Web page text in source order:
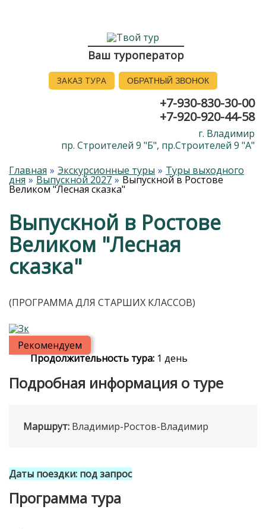
Ваш туроператор
ЗАКАЗ ТУРА ОБРАТНЫЙ ЗВОНОК
+7-930-830-30-00
+7-920-920-44-58
г. Владимир
пр. Строителей 9 "Б", пр.Строителей 9 "А"
Главная
Экскурсионные туры Туры выходного
дня Выпускной 2027 Выпускной в Ростове
Великом "Лесная сказка"
Выпускной в Ростове
Великом "Лесная
сказка"
(ПРОГРАММА ДЛЯ СТАРШИХ КЛАССОВ)
Рекомендуем
Продолжительность тура: 1 день
Подробная информация о туре
Маршрут: Владимир-Ростов-Владимир
Даты поездки: под запрос
Программа тура